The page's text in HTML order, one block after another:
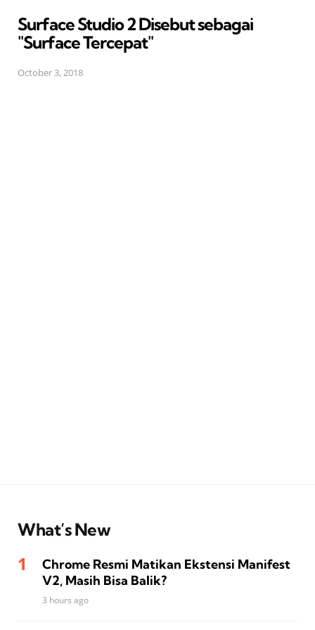
Surface Studio 2 Disebut sebagai
"Surface Tercepat"
October 3, 2018
What’s New
Chrome Resmi Matikan Ekstensi Manifest
V2, Masih Bisa Balik?
3 hours ago